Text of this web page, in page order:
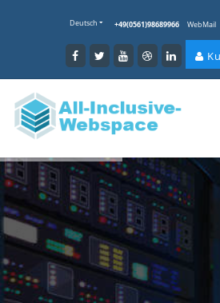
Deutsch +49(0561)98689966 WebMail